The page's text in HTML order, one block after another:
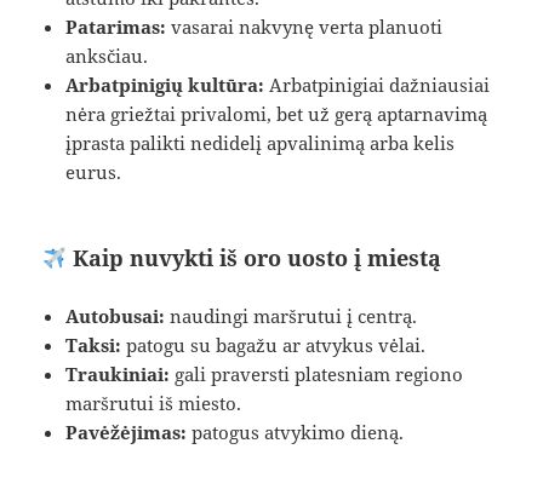
Patarimas: vasarai nakvynę verta planuoti
anksčiau.
Arbatpinigių kultūra: Arbatpinigiai dažniausiai
nėra griežtai privalomi, bet už gerą aptarnavimą
įprasta palikti nedidelį apvalinimą arba kelis
eurus.
Kaip nuvykti iš oro uosto į miestą
Autobusai: naudingi maršrutui į centrą.
Taksi: patogu su bagažu ar atvykus vėlai.
Traukiniai: gali praversti platesniam regiono
maršrutui iš miesto.
Pavėžėjimas: patogus atvykimo dieną.